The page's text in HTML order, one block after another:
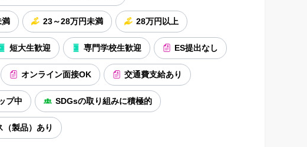
満 23～28万円未満 28万円以上
短大生歓迎 専門学校生歓迎 ES提出なし
オンライン面接OK 交通費支給あり
プ中 SDGsの取り組みに積極的
（製品）あり